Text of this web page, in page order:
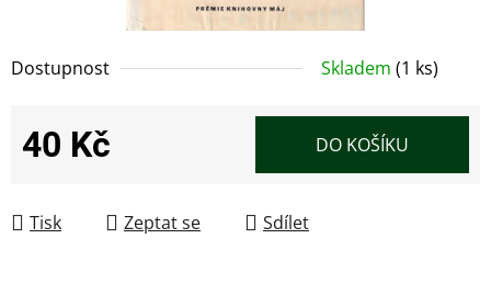
Dostupnost Skladem (1 ks)
40 Kč DO KOŠÍKU
Tisk Zeptat se Sdílet